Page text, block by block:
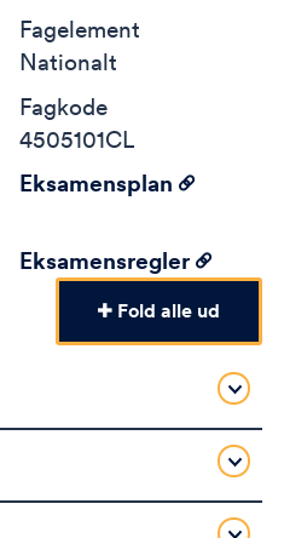
Fagelement
Nationalt
Fagkode
4505101CL
Eksamensplan
Eksamensregler
Fold alle ud